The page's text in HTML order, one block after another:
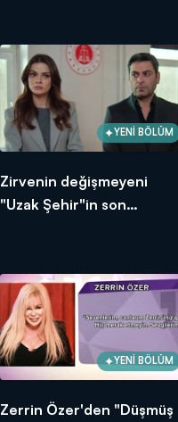
YENİ BÖLÜM
Zirvenin değişmeyeni
"Uzak Şehir"in son
YENİ BÖLÜM
Zerrin Özer'den "Düşmüş